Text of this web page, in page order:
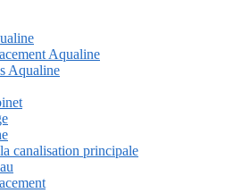
Aqualine
Aqualine
canalisation principale